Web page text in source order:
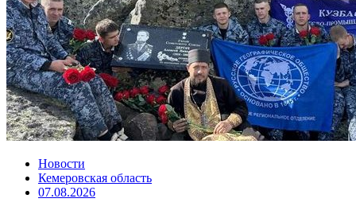
Новости
Кемеровская область
07.08.2026